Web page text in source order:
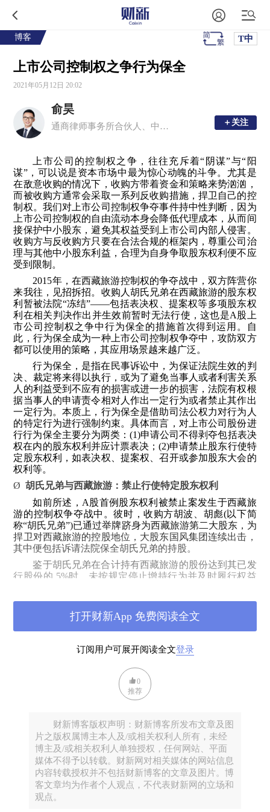
博客 T中
上市公司控制权之争行为保全
2021年05月12日 20:02
俞昊
通商律师事务所合伙人、中国ESG 30人论坛研究员、中证投服公益律师，市场与法治的信仰者和利益相关者。 ＋关注
＋关注
上市公司的控制权之争，往往充斥着“阴谋”与“阳
谋”，可以说是资本市场中最为惊心动魄的斗争。尤其是
在敌意收购的情况下，收购方带着资金和策略来势汹汹，
而被收购方通常会采取一系列反收购措施，捍卫自己的控
制权。我们对上市公司控制权争夺事件持中性判断，因为
上市公司控制权的自由流动本身会降低代理成本，从而间
接保护中小股东，避免其权益受到上市公司内部人侵害。
收购方与反收购方只要在合法合规的框架内，尊重公司治
理与其他中小股东利益，合理为自身争取股东权利便不应
受到限制。
2015年，在西藏旅游控制权的争夺战中， 双方阵营你
来我往，见招拆招。 收购人胡氏兄弟在西藏旅游的股东权
利暂被法院“冻结”——包括表决权、提案权等多项股东权
利在相关判决作出并生效前暂时无法行使，这也是A 股上
市公司控制权之争中行为保全的措施首次得到运用。自
此，行为保全成为一种上市公司控制权争夺中，攻防双方
都可以使用的策略，其应用场景越来越广泛。
行为保全，是指在民事诉讼中，为保证法院生效的判
决、裁定将来得以执行，或为了避免当事人或者利害关系
人的利益受到不应有的损害或进一步的损害，法院有权根
据当事人的申请责令相对人作出一定行为或者禁止其作出
一定行为。本质上，行为保全是借助司法公权力对行为人
的特定行为进行强制约束。具体而言，对上市公司股份进
行行为保全主要分为两类： (1)申请公司不得剥夺包括表决
权在内的股东权利并应计票表决；(2)申请禁止股东行使特
定股东权利，如表决权、提案权、召开或参加股东大会的
权利等。
Ø 胡氏兄弟与西藏旅游：禁止行使特定股东权利
如前所述， A 股首例股东权利被禁止案发生于西藏旅
游的控制权争夺战中。彼时，收购方胡波、胡彪(以下简
称“胡氏兄弟”)已通过举牌跻身为西藏旅游第二大股东，为
捍卫对西藏旅游的控股地位，大股东国风集团连续出击，
其中便包括诉请法院保全胡氏兄弟的持股。
鉴于胡氏兄弟在合计持有西藏旅游的股份达到其已发
行股份的 5%时，未按规定停止增持行为并及时履行权益
波、胡彪合并购入超过5%的股票行为效力审查之前，胡
波、胡彪超出5%持股比例的股东资格属于效力待定，因
此禁止其行使该部分股东权利符合法律规定”。并作出裁
定：“禁止被告胡波、胡彪于本案判决生效前行使：自行
或通过第三方行使其持有西藏旅游股份有限公司公开发行
、提案权、参加股东大会的权利、召集和主
京基集团与康达尔案：不得剥夺表决权
锋相对，并发起多轮诉讼，可谓是战况胶着。而在旷日持
久的控制权争夺中，行为保全也被收购人京基集团作为策
略之一使用。
为能行使持股表决权，从而获得有利于自身的股东大
会决议结果，京基集团用其名下房产作担保向深圳市福田
区人民法院申请行为保全，法院裁定支持了其申请：“深
圳市康达尔
订阅用户可展开阅读全文登录
打开财新App 免费阅读全文
0
推荐
财新博客版权声明：财新博客所发布文章及图
片之版权属博主本人及/或相关权利人所有，未经
博主及/或相关权利人单独授权，任何网站、平面
媒体不得予以转载。财新网对相关媒体的网站信息
内容转载授权并不包括财新博客的文章及图片。博
客文章均为作者个人观点，不代表财新网的立场和
观点。